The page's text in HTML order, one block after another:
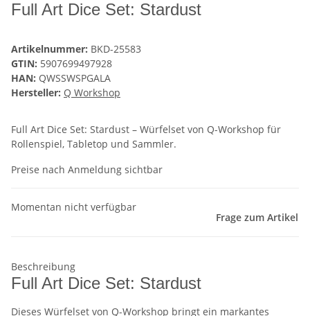
Full Art Dice Set: Stardust
Artikelnummer: BKD-25583
GTIN: 5907699497928
HAN: QWSSWSPGALA
Hersteller: Q Workshop
Full Art Dice Set: Stardust – Würfelset von Q-Workshop für
Rollenspiel, Tabletop und Sammler.
Preise nach Anmeldung sichtbar
Momentan nicht verfügbar
Frage zum Artikel
Beschreibung
Full Art Dice Set: Stardust
Dieses Würfelset von Q-Workshop bringt ein markantes